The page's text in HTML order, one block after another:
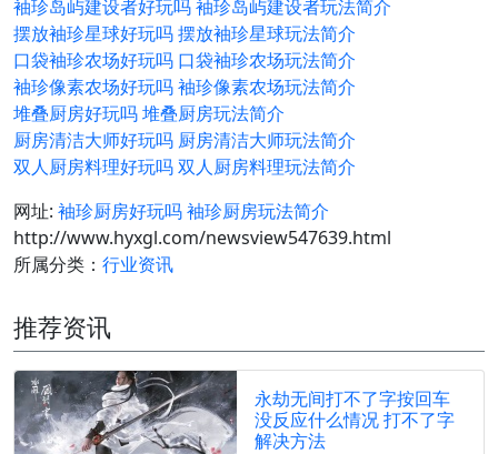
袖珍岛屿建设者好玩吗 袖珍岛屿建设者玩法简介
摆放袖珍星球好玩吗 摆放袖珍星球玩法简介
口袋袖珍农场好玩吗 口袋袖珍农场玩法简介
袖珍像素农场好玩吗 袖珍像素农场玩法简介
堆叠厨房好玩吗 堆叠厨房玩法简介
厨房清洁大师好玩吗 厨房清洁大师玩法简介
双人厨房料理好玩吗 双人厨房料理玩法简介
网址: 袖珍厨房好玩吗 袖珍厨房玩法简介
http://www.hyxgl.com/newsview547639.html
所属分类： 行业资讯
推荐资讯
永劫无间打不了字按回车
没反应什么情况 打不了字
解决方法